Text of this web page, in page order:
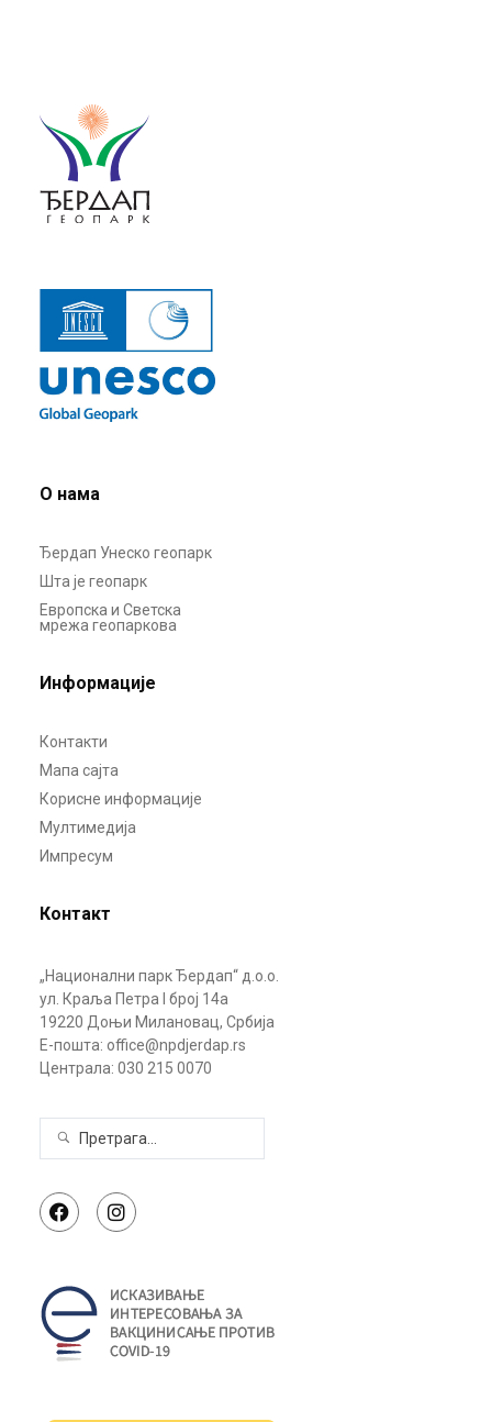
О нама
Ђердап Унеско геопарк
Шта је геопарк
Европска и Светска
мрежа геопаркова
Информације
Контакти
Мапа сајта
Корисне информације
Мултимедија
Импресум
Контакт
„Национални парк Ђердап“ д.о.о.
ул. Краља Петра I број 14а
19220 Доњи Милановац, Србија
Е-пошта: office@npdjerdap.rs
Централа: 030 215 0070